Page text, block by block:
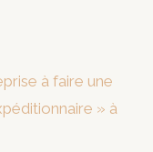
à faire une
» à